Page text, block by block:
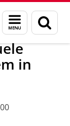
Menu
en
zoeken
in